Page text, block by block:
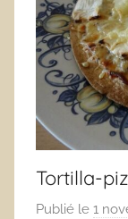
Tortilla-
Publié le 1